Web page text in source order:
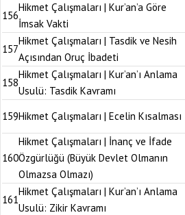
156
Hikmet Çalışmaları | Kur’an’a Göre
İmsak Vakti
157
Hikmet Çalışmaları | Tasdik ve Nesih
Açısından Oruç İbadeti
158
Hikmet Çalışmaları | Kur’an’ı Anlama
Usulü: Tasdik Kavramı
159Hikmet Çalışmaları | Ecelin Kısalması
160
Hikmet Çalışmaları | İnanç ve İfade
Özgürlüğü (Büyük Devlet Olmanın
Olmazsa Olmazı)
161
Hikmet Çalışmaları | Kur’an’ı Anlama
Usulü: Zikir Kavramı